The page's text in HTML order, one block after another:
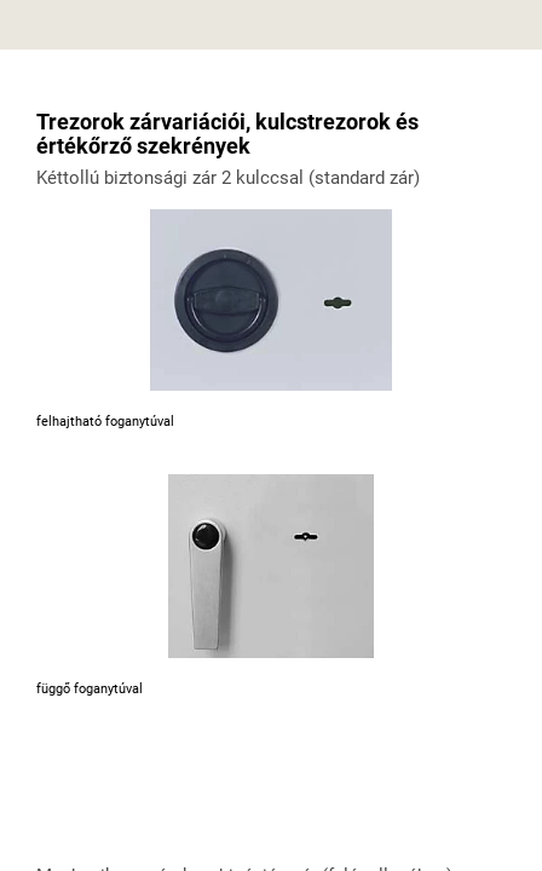
Trezorok zárvariációi, kulcstrezorok és
értékőrző szekrények
Kéttollú biztonsági zár 2 kulccsal (standard zár)
felhajtható foganytúval
függő foganytúval